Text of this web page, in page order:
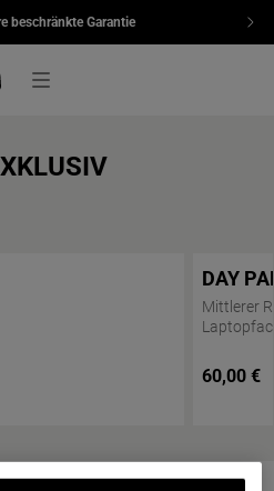
beschränkte Garantie
Menü
Online
DAY
Mittlerer
60,00 €